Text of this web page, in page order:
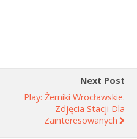
Next Post
Play: Żerniki Wrocławskie.
Zdjęcia Stacji Dla
Zainteresowanych